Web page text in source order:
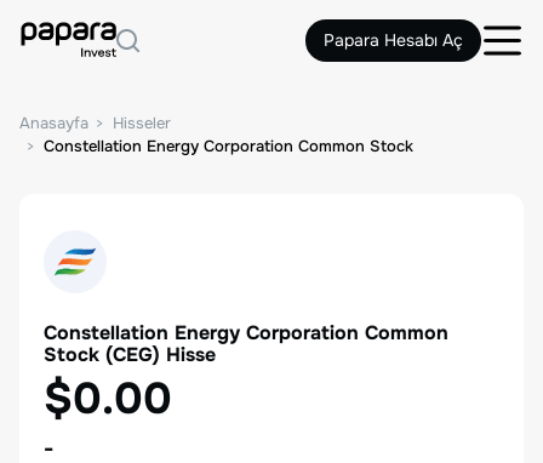
Papara Hesabı Aç
Anasayfa
Hisseler
Constellation Energy Corporation Common Stock
Constellation Energy Corporation Common
Stock (CEG) Hisse
$0.00
-